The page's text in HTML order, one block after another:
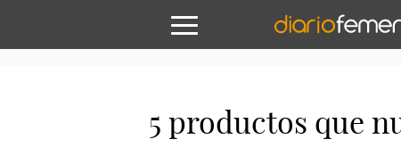
5 productos que